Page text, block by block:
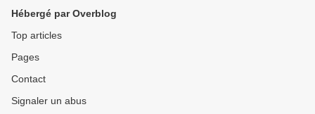
Hébergé par Overblog
Top articles
Pages
Contact
Signaler un abus